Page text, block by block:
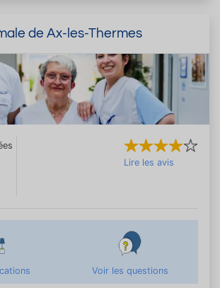
de Ax-les-Thermes
Lire les avis
Voir les questions